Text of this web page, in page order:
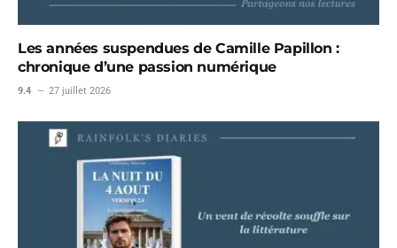
Les années suspendues de Camille Papillon :
chronique d’une passion numérique
9.4 27 juillet 2026